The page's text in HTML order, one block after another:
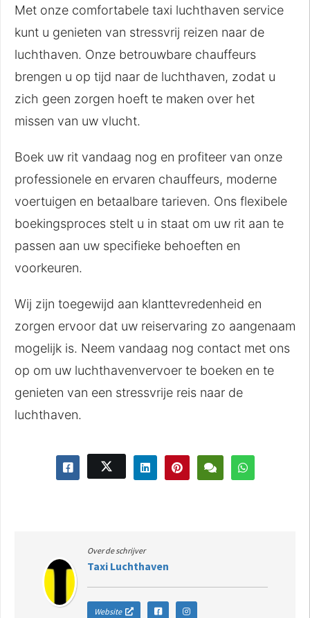
Met onze comfortabele taxi luchthaven service
kunt u genieten van stressvrij reizen naar de
luchthaven. Onze betrouwbare chauffeurs
brengen u op tijd naar de luchthaven, zodat u
zich geen zorgen hoeft te maken over het
missen van uw vlucht.
Boek uw rit vandaag nog en profiteer van onze
professionele en ervaren chauffeurs, moderne
voertuigen en betaalbare tarieven. Ons flexibele
boekingsproces stelt u in staat om uw rit aan te
passen aan uw specifieke behoeften en
voorkeuren.
Wij zijn toegewijd aan klanttevredenheid en
zorgen ervoor dat uw reiservaring zo aangenaam
mogelijk is. Neem vandaag nog contact met ons
op om uw luchthavenvervoer te boeken en te
genieten van een stressvrije reis naar de
luchthaven.
Over de schrijver
Taxi Luchthaven
Website